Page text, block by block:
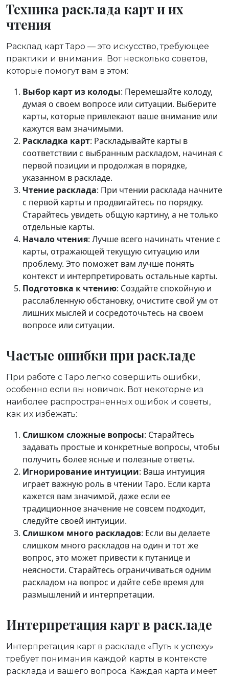
Техника расклада карт и их
чтения
Расклад карт Таро — это искусство, требующее
практики и внимания. Вот несколько советов,
которые помогут вам в этом:
Выбор карт из колоды: Перемешайте колоду,
думая о своем вопросе или ситуации. Выберите
карты, которые привлекают ваше внимание или
кажутся вам значимыми.
Раскладка карт: Раскладывайте карты в
соответствии с выбранным раскладом, начиная с
первой позиции и продолжая в порядке,
указанном в раскладе.
Чтение расклада: При чтении расклада начните
с первой карты и продвигайтесь по порядку.
Старайтесь увидеть общую картину, а не только
отдельные карты.
Начало чтения: Лучше всего начинать чтение с
карты, отражающей текущую ситуацию или
проблему. Это поможет вам лучше понять
контекст и интерпретировать остальные карты.
Подготовка к чтению: Создайте спокойную и
расслабленную обстановку, очистите свой ум от
лишних мыслей и сосредоточьтесь на своем
вопросе или ситуации.
Частые ошибки при раскладе
При работе с Таро легко совершить ошибки,
особенно если вы новичок. Вот некоторые из
наиболее распространенных ошибок и советы,
как их избежать:
Слишком сложные вопросы: Старайтесь
задавать простые и конкретные вопросы, чтобы
получить более ясные и полезные ответы.
Игнорирование интуиции: Ваша интуиция
играет важную роль в чтении Таро. Если карта
кажется вам значимой, даже если ее
традиционное значение не совсем подходит,
следуйте своей интуиции.
Слишком много раскладов: Если вы делаете
слишком много раскладов на один и тот же
вопрос, это может привести к путанице и
неясности. Старайтесь ограничиваться одним
раскладом на вопрос и дайте себе время для
размышлений и интерпретации.
Интерпретация карт в раскладе
Интерпретация карт в раскладе «Путь к успеху»
требует понимания каждой карты в контексте
расклада и вашего вопроса. Каждая карта имеет